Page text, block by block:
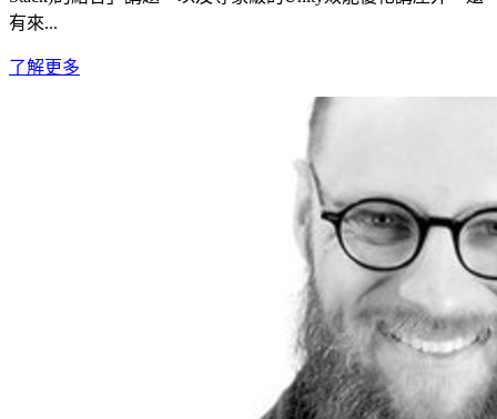
有來...
了解更多